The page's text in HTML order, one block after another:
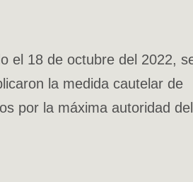
el 18 de octubre del 2022,
la medida cautelar de
por la máxima autoridad del